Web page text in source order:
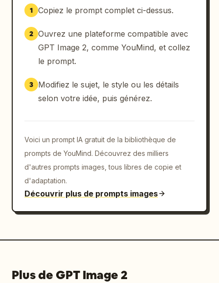
1 Copiez le prompt complet ci-dessus.
2 Ouvrez une plateforme compatible avec
GPT Image 2, comme YouMind, et collez
le prompt.
3
Modifiez le sujet, le style ou les détails
selon votre idée, puis générez.
Voici un prompt IA gratuit de la bibliothèque de
prompts de YouMind. Découvrez des milliers
d'autres prompts images, tous libres de copie et
d'adaptation.
Découvrir plus de prompts images
Plus de GPT Image 2